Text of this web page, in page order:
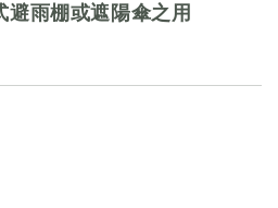
雨棚或遮陽傘之用